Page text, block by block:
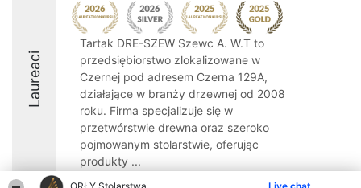
Laureaci
Tartak DRE-SZEW Szewc A. W.T to
przedsiębiorstwo zlokalizowane w
Czernej pod adresem Czerna 129A,
działające w branży drzewnej od 2008
roku. Firma specjalizuje się w
przetwórstwie drewna oraz szeroko
pojmowanym stolarstwie, oferując
produkty ...